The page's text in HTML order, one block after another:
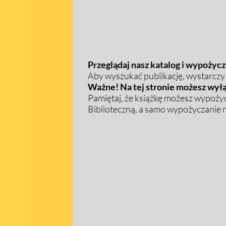
Przeglądaj nasz katalog i
Aby wyszukać publikację,
Ważne! Na tej stronie możesz
Pamiętaj, że książkę możesz
Biblioteczną, a samo wypożyczanie